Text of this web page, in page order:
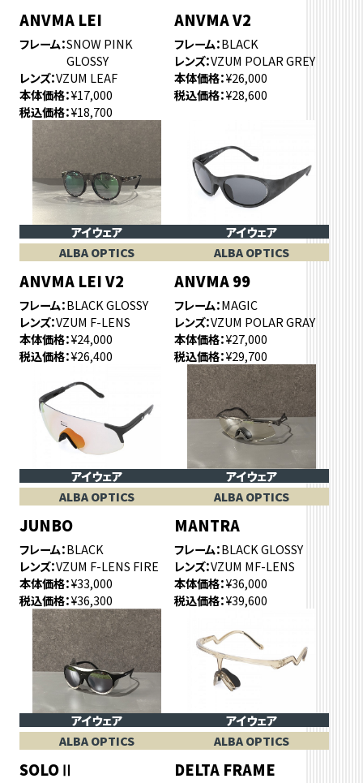
ANVMA LEI
フレーム SNOW PINK
GLOSSY
レンズ VZUM LEAF
本体価格 ¥17,000
税込価格 ¥18,700
ANVMA V2
フレーム BLACK
レンズ VZUM POLAR GREY
本体価格 ¥26,000
税込価格 ¥28,600
アイウェア
ALBA OPTICS
ANVMA LEI V2
フレーム BLACK GLOSSY
レンズ VZUM F-LENS
本体価格 ¥24,000
税込価格 ¥26,400
アイウェア
ALBA OPTICS
ANVMA 99
フレーム MAGIC
レンズ VZUM POLAR GRAY
本体価格 ¥27,000
税込価格 ¥29,700
アイウェア
ALBA OPTICS
JUNBO
フレーム BLACK
レンズ VZUM F-LENS FIRE
本体価格 ¥33,000
税込価格 ¥36,300
アイウェア
ALBA OPTICS
MANTRA
フレーム BLACK GLOSSY
レンズ VZUM MF-LENS
本体価格 ¥36,000
税込価格 ¥39,600
アイウェア
ALBA OPTICS
SOLOⅡ
アイウェア
ALBA OPTICS
DELTA FRAME